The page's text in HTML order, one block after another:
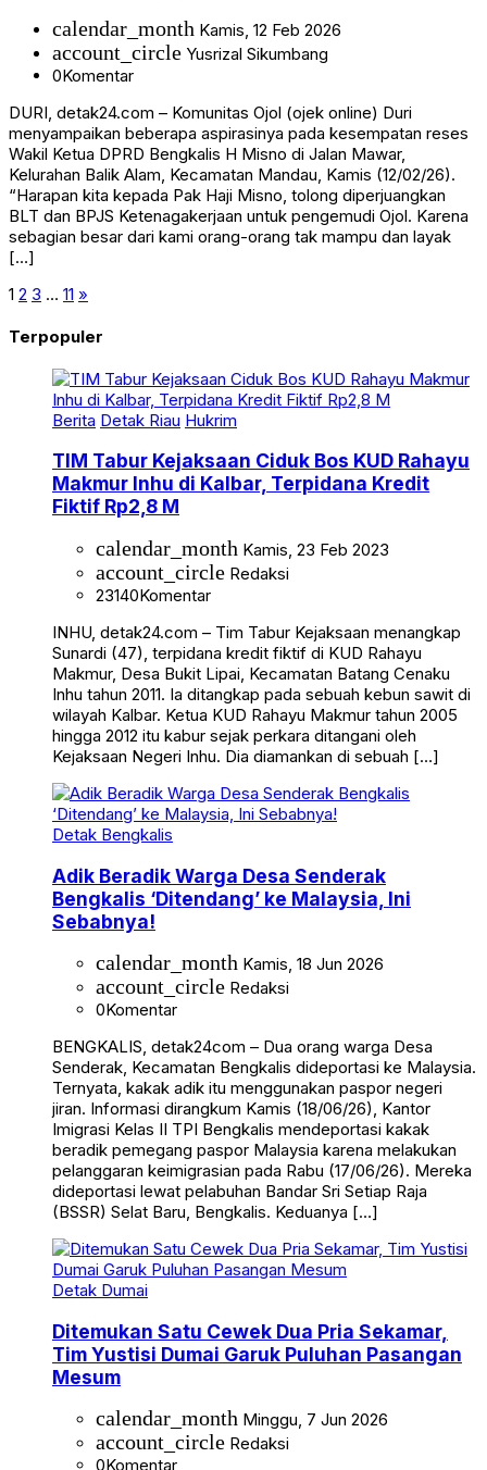
calendar_month Kamis, 12 Feb 2026
account_circle Yusrizal Sikumbang
0Komentar
DURI, detak24.com – Komunitas Ojol (ojek online) Duri
menyampaikan beberapa aspirasinya pada kesempatan reses
Wakil Ketua DPRD Bengkalis H Misno di Jalan Mawar,
Kelurahan Balik Alam, Kecamatan Mandau, Kamis (12/02/26).
“Harapan kita kepada Pak Haji Misno, tolong diperjuangkan
BLT dan BPJS Ketenagakerjaan untuk pengemudi Ojol. Karena
sebagian besar dari kami orang-orang tak mampu dan layak
[…]
1 2 3 … 11 »
Terpopuler
Berita Detak Riau Hukrim
TIM Tabur Kejaksaan Ciduk Bos KUD Rahayu
Makmur Inhu di Kalbar, Terpidana Kredit
Fiktif Rp2,8 M
calendar_month Kamis, 23 Feb 2023
account_circle Redaksi
23140Komentar
INHU, detak24.com – Tim Tabur Kejaksaan menangkap
Sunardi (47), terpidana kredit fiktif di KUD Rahayu
Makmur, Desa Bukit Lipai, Kecamatan Batang Cenaku
Inhu tahun 2011. Ia ditangkap pada sebuah kebun sawit di
wilayah Kalbar. Ketua KUD Rahayu Makmur tahun 2005
hingga 2012 itu kabur sejak perkara ditangani oleh
Kejaksaan Negeri Inhu. Dia diamankan di sebuah […]
Detak Bengkalis
Adik Beradik Warga Desa Senderak
Bengkalis ‘Ditendang’ ke Malaysia, Ini
Sebabnya!
calendar_month Kamis, 18 Jun 2026
account_circle Redaksi
0Komentar
BENGKALIS, detak24com – Dua orang warga Desa
Senderak, Kecamatan Bengkalis dideportasi ke Malaysia.
Ternyata, kakak adik itu menggunakan paspor negeri
jiran. Informasi dirangkum Kamis (18/06/26), Kantor
Imigrasi Kelas II TPI Bengkalis mendeportasi kakak
beradik pemegang paspor Malaysia karena melakukan
pelanggaran keimigrasian pada Rabu (17/06/26). Mereka
dideportasi lewat pelabuhan Bandar Sri Setiap Raja
(BSSR) Selat Baru, Bengkalis. Keduanya […]
Detak Dumai
Ditemukan Satu Cewek Dua Pria Sekamar,
Tim Yustisi Dumai Garuk Puluhan Pasangan
Mesum
calendar_month Minggu, 7 Jun 2026
account_circle Redaksi
0Komentar